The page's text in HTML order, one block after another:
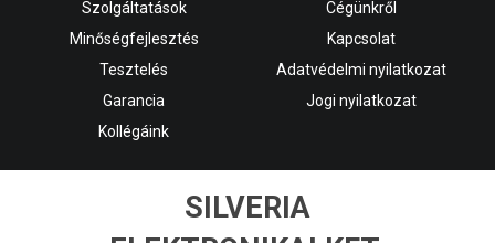
Szolgáltatások
Minőségfejlesztés
Tesztelés
Garancia
Kollégáink
Cégünkről
Kapcsolat
Adatvédelmi nyilatkozat
Jogi nyilatkozat
SILVERIA